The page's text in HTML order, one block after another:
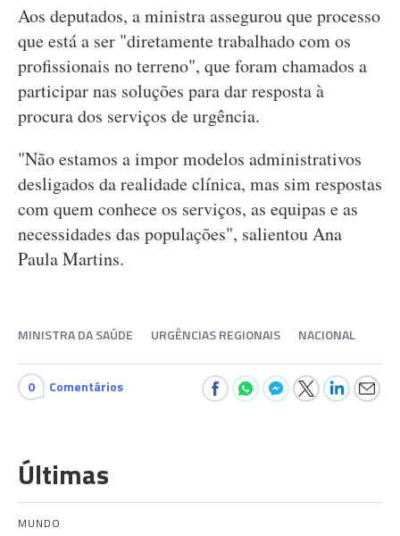
Aos deputados, a ministra assegurou que processo
que está a ser "diretamente trabalhado com os
profissionais no terreno", que foram chamados a
participar nas soluções para dar resposta à
procura dos serviços de urgência.
"Não estamos a impor modelos administrativos
desligados da realidade clínica, mas sim respostas
com quem conhece os serviços, as equipas e as
necessidades das populações", salientou Ana
Paula Martins.
MINISTRA DA SAÚDE URGÊNCIAS REGIONAIS NACIONAL
0 Comentários
Últimas
MUNDO